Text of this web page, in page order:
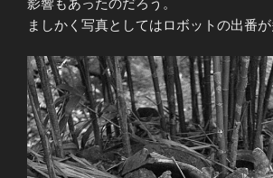
ましかく写真としてはロボットの出番が